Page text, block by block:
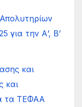
για την Α’, Β’
και
και
τα ΤΕΦΑΑ